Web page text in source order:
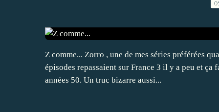
Z comme... Zorro , une de mes séries préférées
épisodes repassaient sur France 3 il y a peu et
années 50. Un truc bizarre aussi...